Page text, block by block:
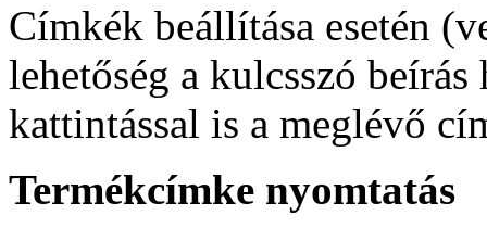
Címkék beállítása esetén
lehetőség a kulcsszó
kattintással is a meglévő
Termékcímke nyomtatás